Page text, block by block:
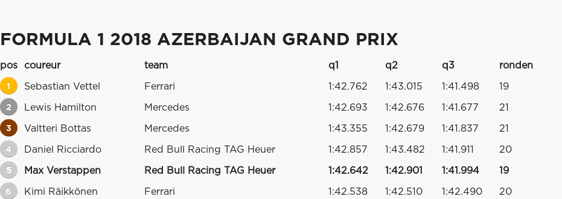
FORMULA 1 2018 AZERBAIJAN GRAND PRIX
pos coureur team q1 q2 q3 ronden
1 Sebastian Vettel Ferrari 1:42.762 1:43.015 1:41.498 19
2 Lewis Hamilton Mercedes 1:42.693 1:42.676 1:41.677 21
3 Valtteri Bottas Mercedes 1:43.355 1:42.679 1:41.837 21
4 Daniel Ricciardo Red Bull Racing TAG Heuer 1:42.857 1:43.482 1:41.911 20
5 Max Verstappen Red Bull Racing TAG Heuer 1:42.642 1:42.901 1:41.994 19
6 Kimi Räikkönen Ferrari 1:42.538 1:42.510 1:42.490 20